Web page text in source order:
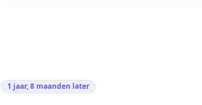
1 jaar, 8 maanden later